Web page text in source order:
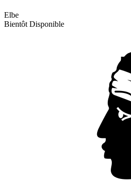
Elbe
Bientôt Disponible